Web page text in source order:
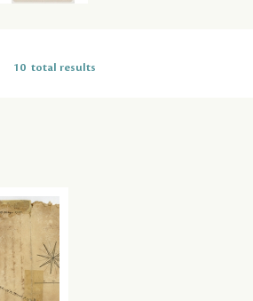
10 total results